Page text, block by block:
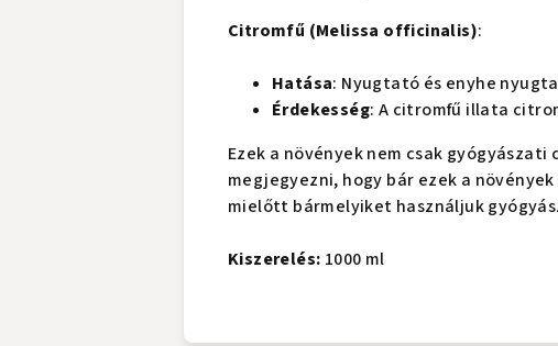
Citromfű (Melissa officinalis):
Hatása: Nyugtató és enyhe
Érdekesség: A citromfű illata
Ezek a növények nem csak
megjegyezni, hogy bár ezek a
mielőtt bármelyiket használjuk
Kiszerelés: 1000 ml